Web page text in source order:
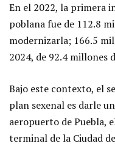
En el 2022, la primera
poblana fue de 112.8
modernizarla; 166.5
2024, de 92.4 millones
Bajo este contexto, el
plan sexenal es darle
aeropuerto de Puebla,
terminal de la Ciudad